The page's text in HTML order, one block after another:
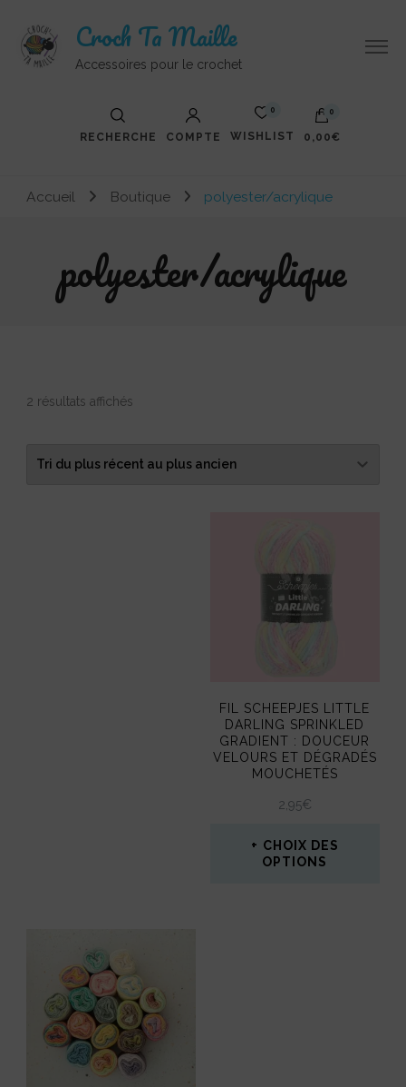
Croch Ta Maille
Accessoires pour le crochet
RECHERCHE COMPTE
0
WISHLIST
0
0,00€
Votre panier est vide.
Accueil Boutique polyester/acrylique
polyester/acrylique
2 résultats affichés
récent
FIL SCHEEPJES LITTLE
DARLING SPRINKLED
GRADIENT : DOUCEUR
VELOURS ET DÉGRADÉS
MOUCHETÉS
2,95€
CHOIX DES
OPTIONS